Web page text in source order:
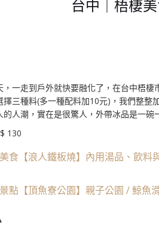
台中｜梧棲
，一走到戶外就快要融化了，在台中梧
擇三種料(多一種配料加10元)，我們整
的人潮，實在是很驚人，外帶冰品是一
130
食【浪人鐵板燒】內用湯品、飲料
點【頂魚寮公園】親子公園 / 鯨魚